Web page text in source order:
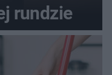
rundzie